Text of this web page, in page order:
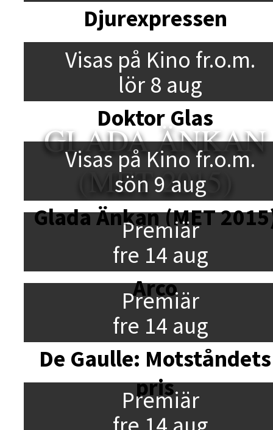
Djurexpressen
Visas på Kino fr.o.m.
lör 8 aug
Doktor Glas
GLADA ÄNKAN
(MET 2015)
Visas på Kino fr.o.m.
sön 9 aug
Glada Änkan (MET
Premiär
fre 14 aug
Arco
Premiär
fre 14 aug
De Gaulle: Motståndets
pris
Premiär